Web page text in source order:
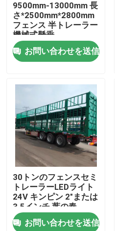
プロダクト
ビデオ
私達について
工場旅行
品質管理
9500mm-13000mm 長
さ*2500mm*2800mm
フェンス 半トレーラー
機械式懸垂
お問い合わせを送信
30トンのフェンスセミ
トレーラーLEDライト
24V キンピン 2"または
3.5インチ 葉の春
90mm*13mm*10層
お問い合わせを送信